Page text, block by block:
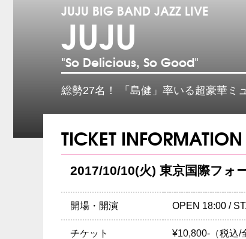
JUJU BIG BAND JAZZ LIVE
JUJU
"So Delicious, So Good"
総勢27名！ 「島健」率いる超豪華ミ
TICKET INFORMATION
2017/10/10(火) 東京国際フォ
開場・開演 OPEN 18:00 /
チケット ¥10,800-（税込/